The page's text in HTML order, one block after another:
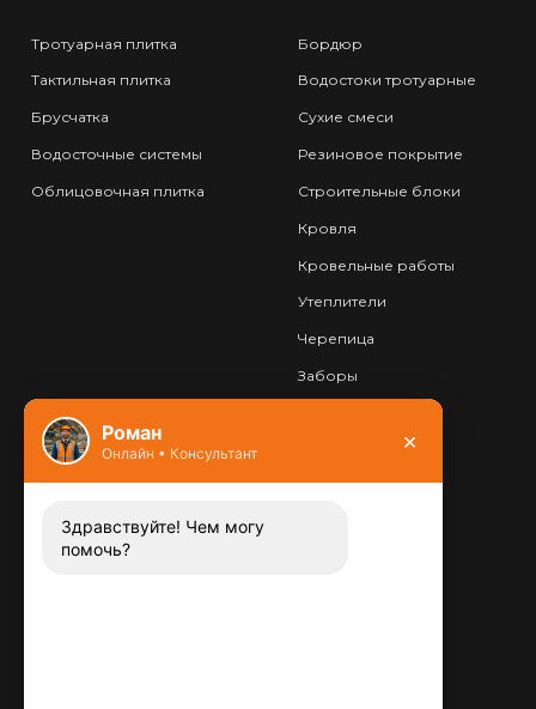
Тротуарная плитка
Тактильная плитка
Брусчатка
Водосточные системы
Облицовочная плитка
Бордюр
Водостоки тротуарные
Сухие смеси
Резиновое покрытие
Строительные блоки
Кровля
Кровельные работы
Утеплители
Черепица
Заборы
Контакты
Заказать звонок
Роман
Онлайн • Консультант ×
Здравствуйте! Чем могу
помочь?